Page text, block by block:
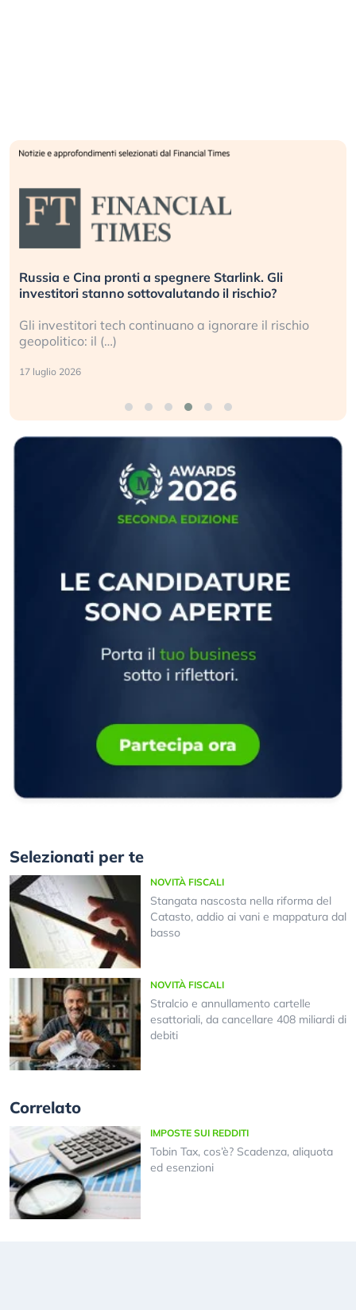
Russia e Cina pronti a spegnere Starlink. Gli
investitori stanno sottovalutando il rischio?
Gli investitori tech continuano a ignorare il rischio
geopolitico: il (…)
17 luglio 2026
Selezionati per te
NOVITÀ FISCALI
Stangata nascosta nella riforma del
Catasto, addio ai vani e mappatura dal
basso
NOVITÀ FISCALI
Stralcio e annullamento cartelle
esattoriali, da cancellare 408 miliardi di
debiti
Correlato
IMPOSTE SUI REDDITI
Tobin Tax, cos’è? Scadenza, aliquota
ed esenzioni